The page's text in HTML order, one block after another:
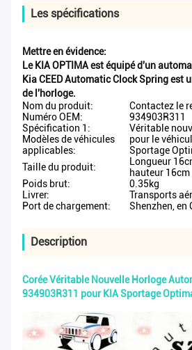
Les spécifications
Mettre en évidence:
Le KIA OPTIMA est équipé d'un
Kia CEED Automatic Clock Spring est
de l'horloge.
Nom du produit:
Contactez le
Numéro OEM:
934903R311
Spécification 1:
Véritable
Modèles de véhicules
applicables:
pour le
Sportage
Taille du produit:
Longueur
hauteur 16cm
Poids brut:
0.35kg
Livrer:
Transports
Port de chargement:
Shenzhen, en
Description
Corée Véritable Nouvelle Horloge
934903R311 pour KIA Sportage